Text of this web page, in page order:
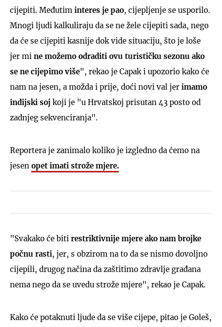
cijepiti. Međutim interes je pao, cijepljenje se usporilo.
Mnogi ljudi kalkuliraju da se ne žele cijepiti sada, nego
da će se cijepiti kasnije dok vide situaciju, što je loše
jer mi ne možemo odraditi ovu turističku sezonu ako
se ne cijepimo više", rekao je Capak i upozorio kako će
nam na jesen, a možda i prije, doći novi val jer imamo
indijski soj koji je "u Hrvatskoj prisutan 43 posto od
zadnjeg sekvenciranja".
Reportera je zanimalo koliko je izgledno da ćemo na
jesen opet imati strože mjere.
"Svakako će biti restriktivnije mjere ako nam brojke
počnu rasti, jer, s obzirom na to da se nismo dovoljno
cijepili, drugog načina da zaštitimo zdravlje građana
nema nego da se uvedu strože mjere", rekao je Capak.
Kako će potaknuti ljude da se više cijepe, pitao je Goleš,